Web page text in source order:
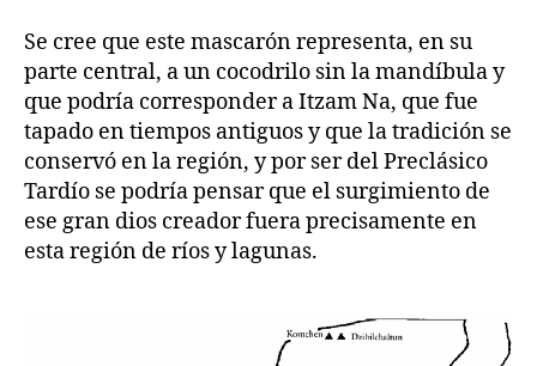
Se cree que este mascarón representa, en su
parte central, a un cocodrilo sin la mandíbula y
que podría corresponder a Itzam Na, que fue
tapado en tiempos antiguos y que la tradición se
conservó en la región, y por ser del Preclásico
Tardío se podría pensar que el surgimiento de
ese gran dios creador fuera precisamente en
esta región de ríos y lagunas.